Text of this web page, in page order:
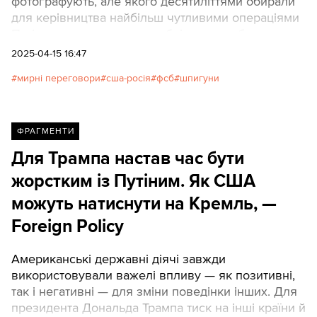
для керівництва найбільш чутливими операціями
"засвітившись" на переговорах зі США. Про це
переклад від Texty.org.ua.
2025-04-15 16:47
мирні переговори сша-росія фсб шпигуни
ФРАГМЕНТИ
Для Трампа настав час бути
жорстким із Путіним. Як США
можуть натиснути на Кремль, —
Foreign Policy
Американські державні діячі завжди
використовували важелі впливу — як позитивні,
так і негативні — для зміни поведінки інших. Для
президента Дональда Трампа тиск на інші країни й